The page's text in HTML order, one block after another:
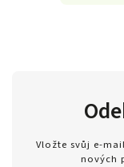
Vložte svůj e-
nových